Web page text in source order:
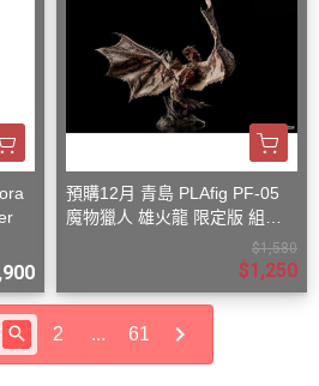
預購12月 青島 PLAfig PF-05
魔物獵人 雄火龍 限定版 組裝
$1,580
$1,250
2 ... 61